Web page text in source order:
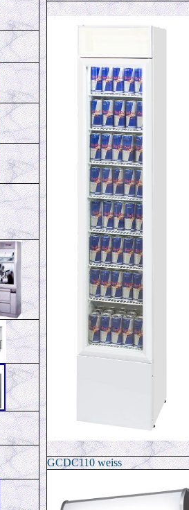
GCDC110 weiss